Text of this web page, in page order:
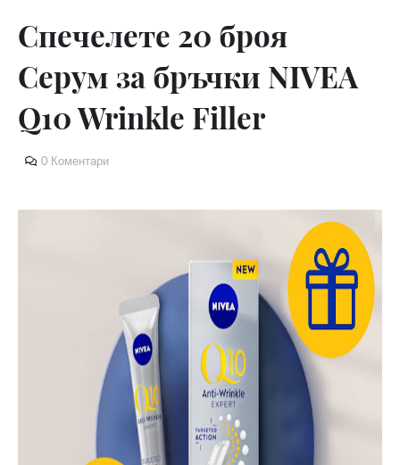
Спечелете 20 броя
Серум за бръчки NIVEA
Q10 Wrinkle Filler
0 Коментари